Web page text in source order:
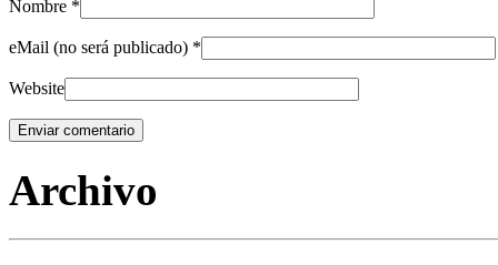
Nombre *
eMail (no será publicado) *
Website
Archivo